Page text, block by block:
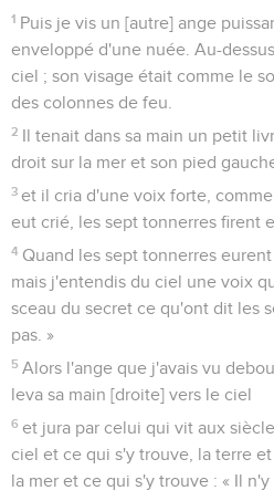
1 Puis je vis un [autre] ange
enveloppé d'une nuée. Au-
ciel ; son visage était comme le
des colonnes de feu.
2 Il tenait dans sa main un petit
droit sur la mer et son pied
3 et il cria d'une voix forte,
eut crié, les sept tonnerres firent
4 Quand les sept tonnerres
mais j'entendis du ciel une voix
sceau du secret ce qu'ont dit les
pas. »
5 Alors l'ange que j'avais vu
leva sa main [droite] vers le ciel
6 et jura par celui qui vit aux
ciel et ce qui s'y trouve, la terre
la mer et ce qui s'y trouve : « Il n'y